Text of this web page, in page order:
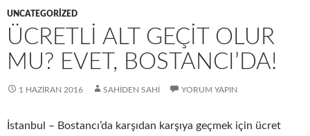
UNCATEGORIZED
ÜCRETLI ALT GEÇIT OLUR
MU? EVET, BOSTANCI’DA!
1 HAZIRAN 2016 SAHIDEN SAHI YORUM YAPIN
İstanbul – Bostancı’da karşıdan karşıya geçmek için ücret